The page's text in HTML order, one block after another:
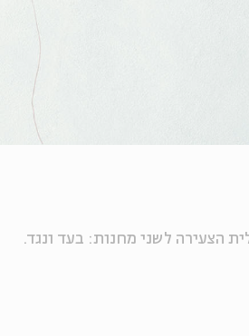
הצעירה לשני מחנות: בעד ונגד.